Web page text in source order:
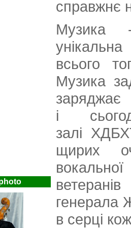
справжнє
Музика -
всього
Музика
і
залі
щирих
ветеранів
генерала
в серці